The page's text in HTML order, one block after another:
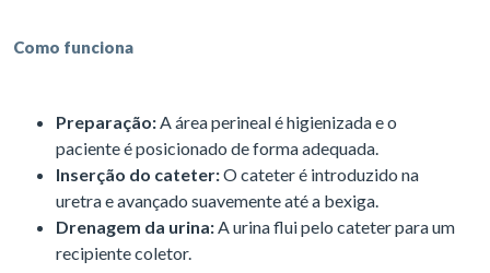
Como funciona
Preparação:A área perineal é higienizada e o
paciente é posicionado de forma adequada.
Inserção do cateter:O cateter é introduzido na
uretra e avançado suavemente até a bexiga.
Drenagem da urina:A urina flui pelo cateter para um
recipiente coletor.